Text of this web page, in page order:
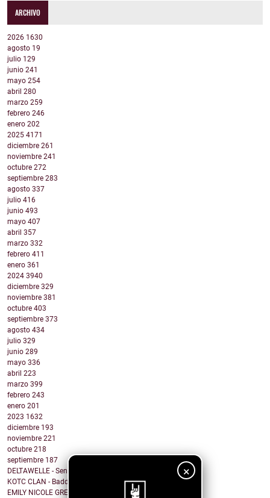
×
ARCHIVO
2026 1630
agosto 19
julio 129
junio 241
mayo 254
abril 280
marzo 259
febrero 246
enero 202
2025 4171
diciembre 261
noviembre 241
octubre 272
septiembre 283
agosto 337
julio 416
junio 493
mayo 407
abril 357
marzo 332
febrero 411
enero 361
2024 3940
diciembre 329
noviembre 381
octubre 403
septiembre 373
agosto 434
julio 329
junio 289
mayo 336
abril 223
marzo 399
febrero 243
enero 201
2023 1632
diciembre 193
noviembre 221
octubre 218
septiembre 187
DELTAWELLE - Sentiments
KOTC CLAN - Baddie Wine
EMILY NICOLE GREEN - Thief